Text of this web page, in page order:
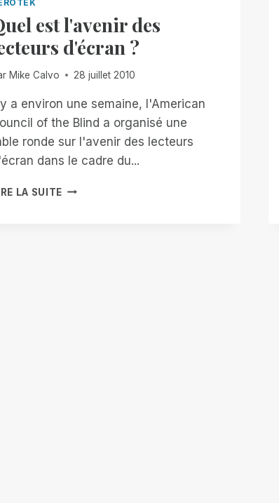
est l'avenir des
d'écran ?
Mike Calvo 28 juillet 2010
a environ une semaine, l'American
of the Blind a organisé une
ronde sur l'avenir des lecteurs
dans le cadre du...
LA SUITE QUEL